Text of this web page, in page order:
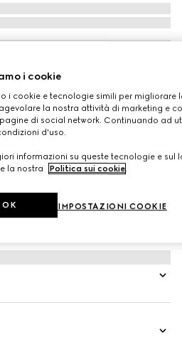
de Beauté, il fondotinta
che offre alta coprenza con
La formula leggera, dalla
idratazione alla pelle e
in risalto la luminosità
di polveri ad alta
uniforme e impeccabile tutto il
i cookie
i cookie e tecnologie simili per migliorare
la nostra attività di marketing e
di social network. Continuando ad
d'uso.
informazioni su queste tecnologie e sul
la nostra Politica sui cookie.
IMPOSTAZIONI COOKIE
OK